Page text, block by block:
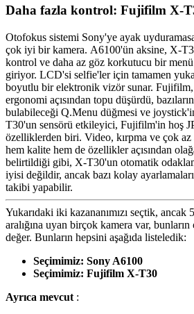
Daha fazla kontrol: Fujifilm X-
Otofokus sistemi Sony'ye ayak
çok iyi bir kamera. A6100'ün aksine, X-
kontrol ve daha az göz korkutucu bir
giriyor. LCD'si selfie'ler için tamamen
boyutlu bir elektronik vizör sunar. Fujifilm,
ergonomi açısından topu düşürdü,
bulabileceği Q.Menu düğmesi ve
T30'un sensörü etkileyici, Fujifilm'in hoş
özelliklerden biri. Video, kırpma ve çok az
hem kalite hem de özellikler açısından
belirtildiği gibi, X-T30'un otomatik
iyisi değildir, ancak bazı kolay
takibi yapabilir.
Yukarıdaki iki kazananımızı seçtik,
aralığına uyan birçok kamera var,
değer. Bunların hepsini aşağıda listeledik:
Seçimimiz: Sony A6100
Seçimimiz: Fujifilm X-T30
Ayrıca mevcut :